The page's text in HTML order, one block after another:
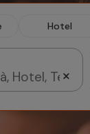
Hotel
Agosto